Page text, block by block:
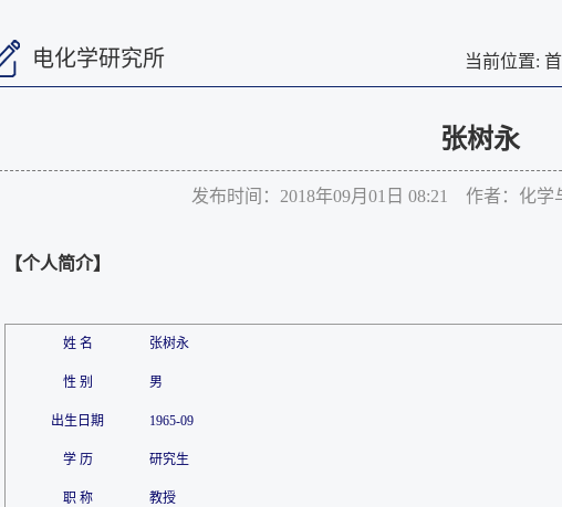
电化学研究所 当前位置:
张树永
发布时间：2018年09月01日 08:21 作者：化
【个人简介】
姓 名 张树永
性 别 男
出生日期 1965-09
学 历 研究生
职 称 教授